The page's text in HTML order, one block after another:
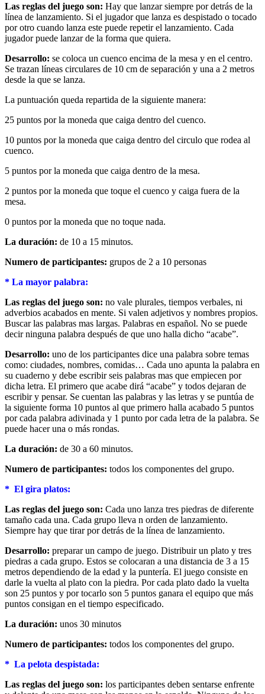
Las reglas del juego son: Hay que lanzar siempre por detrás de la
línea de lanzamiento. Si el jugador que lanza es despistado o tocado
por otro cuando lanza este puede repetir el lanzamiento. Cada
jugador puede lanzar de la forma que quiera.
Desarrollo: se coloca un cuenco encima de la mesa y en el centro.
Se trazan líneas circulares de 10 cm de separación y una a 2 metros
desde la que se lanza.
La puntuación queda repartida de la siguiente manera:
25 puntos por la moneda que caiga dentro del cuenco.
10 puntos por la moneda que caiga dentro del circulo que rodea al
cuenco.
5 puntos por la moneda que caiga dentro de la mesa.
2 puntos por la moneda que toque el cuenco y caiga fuera de la
mesa.
0 puntos por la moneda que no toque nada.
La duración: de 10 a 15 minutos.
Numero de participantes: grupos de 2 a 10 personas
* La mayor palabra:
Las reglas del juego son: no vale plurales, tiempos verbales, ni
adverbios acabados en mente. Si valen adjetivos y nombres propios.
Buscar las palabras mas largas. Palabras en español. No se puede
decir ninguna palabra después de que uno halla dicho “acabe”.
Desarrollo: uno de los participantes dice una palabra sobre temas
como: ciudades, nombres, comidas… Cada uno apunta la palabra en
su cuaderno y debe escribir seis palabras mas que empiecen por
dicha letra. El primero que acabe dirá “acabe” y todos dejaran de
escribir y pensar. Se cuentan las palabras y las letras y se puntúa de
la siguiente forma 10 puntos al que primero halla acabado 5 puntos
por cada palabra adivinada y 1 punto por cada letra de la palabra. Se
puede hacer una o más rondas.
La duración: de 30 a 60 minutos.
Numero de participantes: todos los componentes del grupo.
* El gira platos:
Las reglas del juego son: Cada uno lanza tres piedras de diferente
tamaño cada una. Cada grupo lleva n orden de lanzamiento.
Siempre hay que tirar por detrás de la línea de lanzamiento.
Desarrollo: preparar un campo de juego. Distribuir un plato y tres
piedras a cada grupo. Estos se colocaran a una distancia de 3 a 15
metros dependiendo de la edad y la puntería. El juego consiste en
darle la vuelta al plato con la piedra. Por cada plato dado la vuelta
son 25 puntos y por tocarlo son 5 puntos ganara el equipo que más
puntos consigan en el tiempo especificado.
La duración: unos 30 minutos
Numero de participantes: todos los componentes del grupo.
* La pelota despistada:
Las reglas del juego son: los participantes deben sentarse enfrente